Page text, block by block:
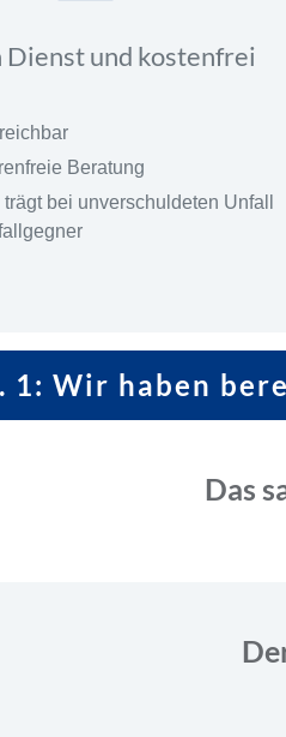
Dienst und kostenfrei
Beratung
trägt bei unverschuldeten Unfall
1: Wir haben
Das